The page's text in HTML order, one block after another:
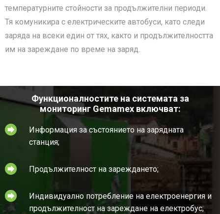
температурните стойности за продължителни периоди.
Тя комуникира с електрическите автобуси, като следи
заряда на всеки един от тях, както и продължителността
им на зареждане по време на заряд.
Функционалностите на системата за
мониторинг Gemamex включват:
Информация за състоянието на зарядната
станция;
Продължителност на зареждането;
Индивидуално потребление на електроенергия и
продължителност на зареждане на електробус;